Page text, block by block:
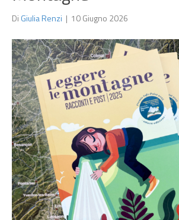
Di Giulia Renzi | 10 Giugno 2026